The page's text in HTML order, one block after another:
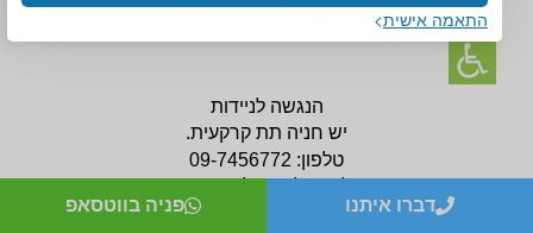
התאמה אישית
הנגשה לניידות
יש חניה תת קרקעית.
טלפון: 09-7456772
דברו איתנו פניה בווטסאפ